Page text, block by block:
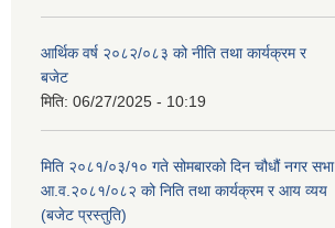
आर्थिक वर्ष २०८२/०८३ को नीति तथा कार्यक्रम र
बजेट
मिति: 06/27/2025 - 10:19
मिति २०८१/०३/१० गते सोमबारको दिन चौधौं नगर सभा
आ.व.२०८१/०८२ को निति तथा कार्यक्रम र आय व्यय
(बजेट प्रस्तुति)